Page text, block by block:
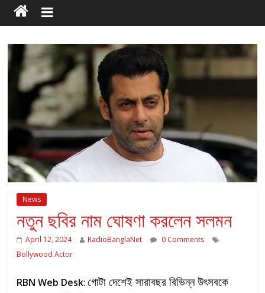
News
নতুন ছবির নাম ঘোষণা করলেন সলমন
April 12, 2024 RadioBanglaNet
0 Comments
Bollywood Actor
RBN Web Desk: গোটা দেশেই সারাবছর বিভিন্ন উৎসবকে